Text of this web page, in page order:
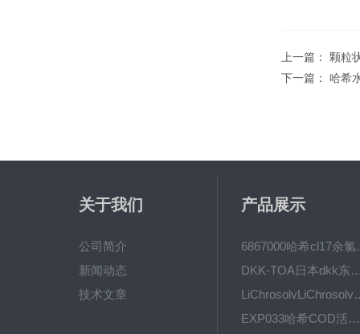
上一篇： 颗粒
下一篇： 哈希
关于我们
公司简介
新闻动态
技术文章
产品展示
6867000
DKK-TOA日本dkk东亚电
EXP033哈希COD活塞泵价格 EXP033